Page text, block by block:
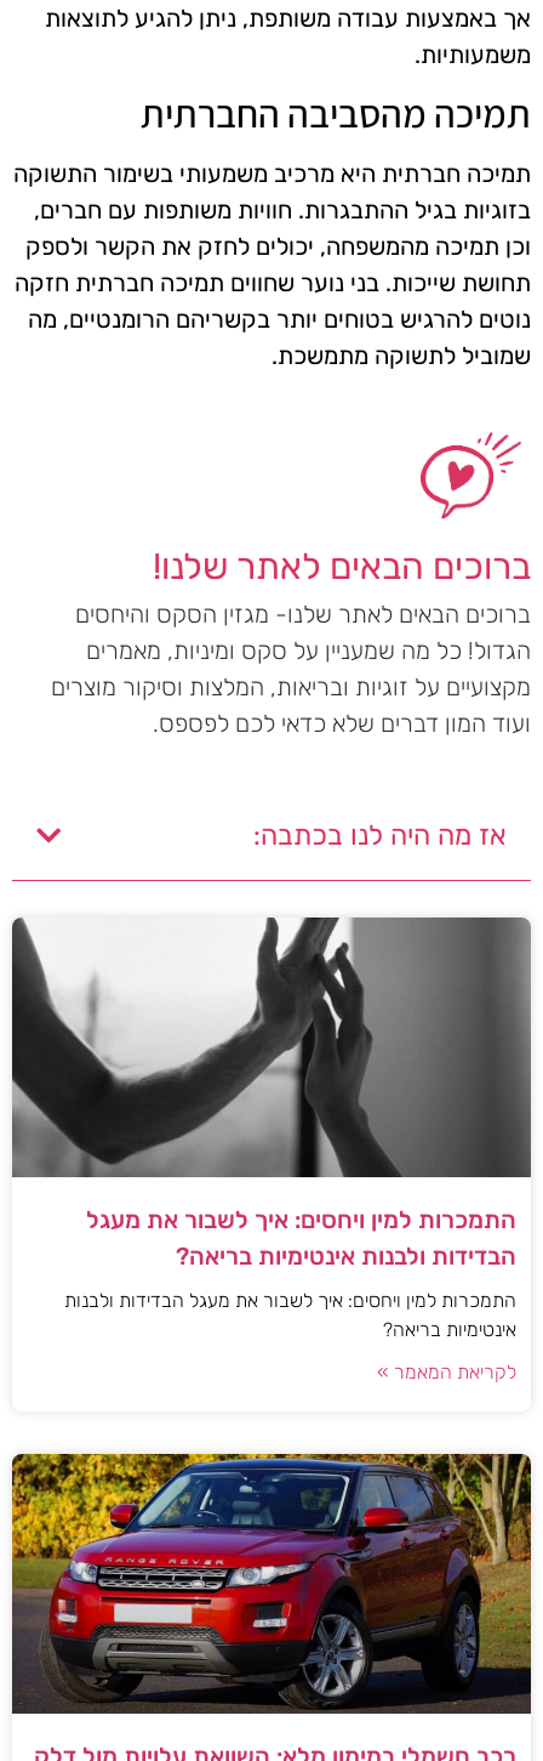
אך באמצעות עבודה משותפת, ניתן להגיע לתוצאות
משמעותיות.
תמיכה מהסביבה החברתית
תמיכה חברתית היא מרכיב משמעותי בשימור התשוקה
בזוגיות בגיל ההתבגרות. חוויות משותפות עם חברים,
וכן תמיכה מהמשפחה, יכולים לחזק את הקשר ולספק
תחושת שייכות. בני נוער שחווים תמיכה חברתית חזקה
נוטים להרגיש בטוחים יותר בקשריהם הרומנטיים, מה
שמוביל לתשוקה מתמשכת.
ברוכים הבאים לאתר שלנו!
ברוכים הבאים לאתר שלנו- מגזין הסקס והיחסים
הגדול! כל מה שמעניין על סקס ומיניות, מאמרים
מקצועיים על זוגיות ובריאות, המלצות וסיקור מוצרים
ועוד המון דברים שלא כדאי לכם לפספס.
אז מה היה לנו בכתבה:
התמכרות למין ויחסים: איך לשבור את מעגל
הבדידות ולבנות אינטימיות בריאה?
התמכרות למין ויחסים: איך לשבור את מעגל הבדידות ולבנות
אינטימיות בריאה?
לקריאת המאמר »